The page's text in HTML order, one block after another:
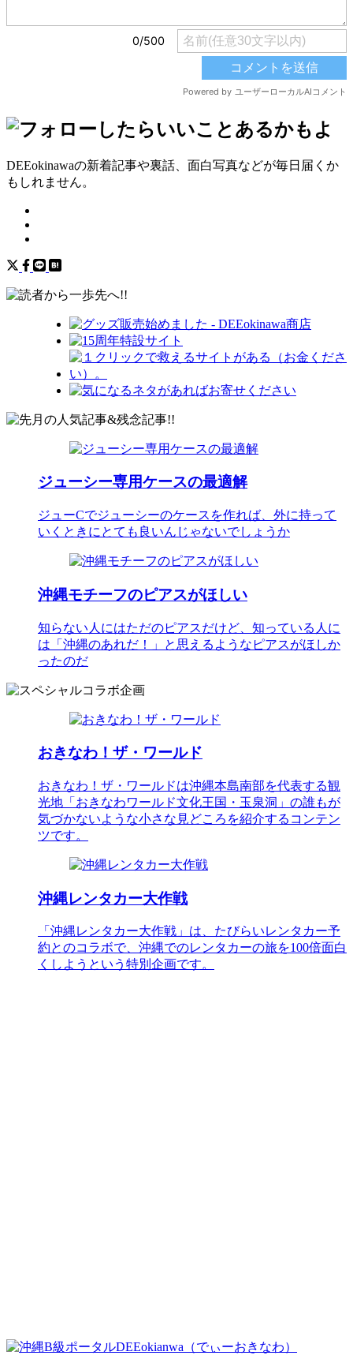
DEEokinawaの新着記事や裏話、面白写真などが毎日届くか
もしれません。
ジューシー専用ケースの最適解
ジューCでジューシーのケースを作れば、外に持って
いくときにとても良いんじゃないでしょうか
沖縄モチーフのピアスがほしい
知らない人にはただのピアスだけど、知っている人に
は「沖縄のあれだ！」と思えるようなピアスがほしか
ったのだ
おきなわ！ザ・ワールド
おきなわ！ザ・ワールドは沖縄本島南部を代表する観
光地「おきなわワールド文化王国・玉泉洞」の誰もが
気づかないような小さな見どころを紹介するコンテン
ツです。
沖縄レンタカー大作戦
「沖縄レンタカー大作戦」は、たびらいレンタカー予
約とのコラボで、沖縄でのレンタカーの旅を100倍面白
くしようという特別企画です。